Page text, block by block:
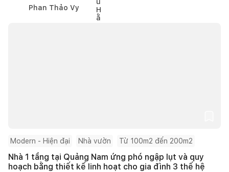
Phan Thảo Vy
Modern - Hiện đại Nhà vườn Từ 100m2 đến 200m2
Nhà 1 tầng tại Quảng Nam ứng phó ngập lụt và quy
hoạch bằng thiết kế linh hoạt cho gia đình 3 thế hệ